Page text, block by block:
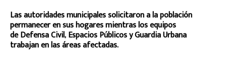
Las autoridades municipales solicitaron a la población
permanecer en sus hogares mientras los equipos
de Defensa Civil, Espacios Públicos y Guardia Urbana
trabajan en las áreas afectadas.